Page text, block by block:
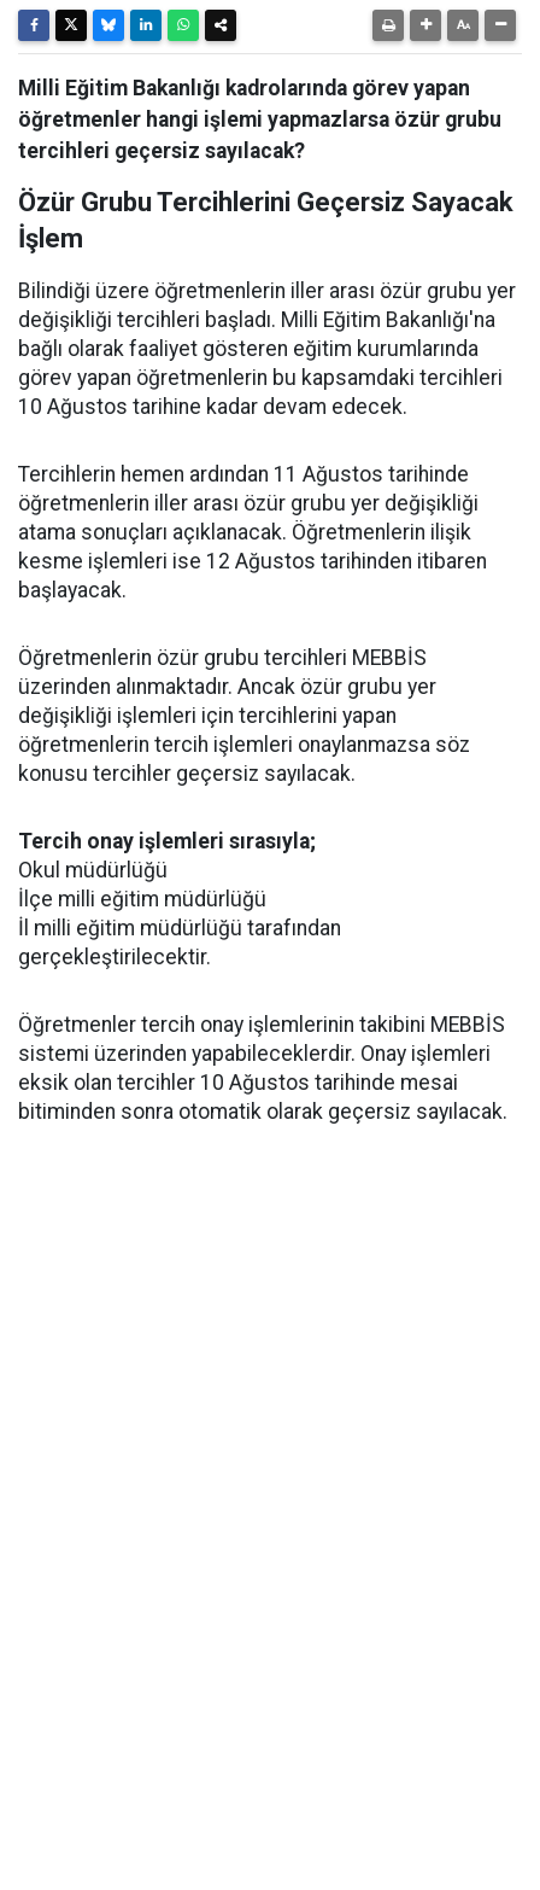
Milli Eğitim Bakanlığı kadrolarında görev yapan
öğretmenler hangi işlemi yapmazlarsa özür grubu
tercihleri geçersiz sayılacak?
Özür Grubu Tercihlerini Geçersiz Sayacak
İşlem
Bilindiği üzere öğretmenlerin iller arası özür grubu yer
değişikliği tercihleri başladı. Milli Eğitim Bakanlığı'na
bağlı olarak faaliyet gösteren eğitim kurumlarında
görev yapan öğretmenlerin bu kapsamdaki tercihleri
10 Ağustos tarihine kadar devam edecek.
Tercihlerin hemen ardından 11 Ağustos tarihinde
öğretmenlerin iller arası özür grubu yer değişikliği
atama sonuçları açıklanacak. Öğretmenlerin ilişik
kesme işlemleri ise 12 Ağustos tarihinden itibaren
başlayacak.
Öğretmenlerin özür grubu tercihleri MEBBİS
üzerinden alınmaktadır. Ancak özür grubu yer
değişikliği işlemleri için tercihlerini yapan
öğretmenlerin tercih işlemleri onaylanmazsa söz
konusu tercihler geçersiz sayılacak.
Tercih onay işlemleri sırasıyla;
Okul müdürlüğü
İlçe milli eğitim müdürlüğü
İl milli eğitim müdürlüğü tarafından
gerçekleştirilecektir.
Öğretmenler tercih onay işlemlerinin takibini MEBBİS
sistemi üzerinden yapabileceklerdir. Onay işlemleri
eksik olan tercihler 10 Ağustos tarihinde mesai
bitiminden sonra otomatik olarak geçersiz sayılacak.